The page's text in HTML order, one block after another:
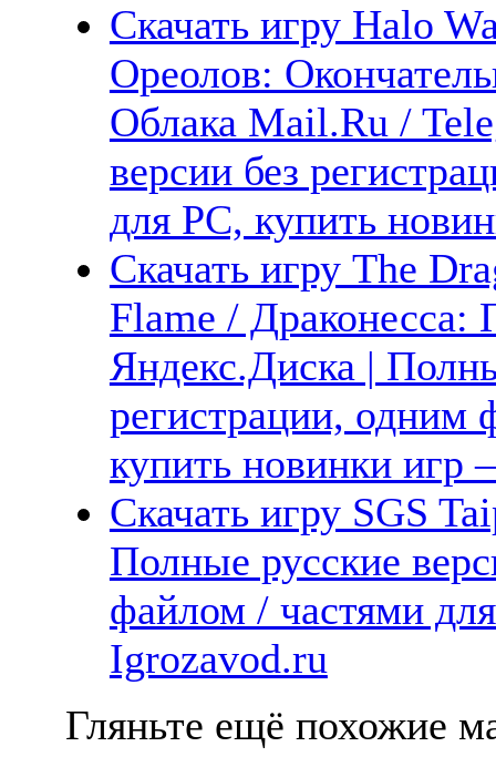
Скачать игру Halo
Ореолов:
Облака Mail.Ru /
версии без
для PC, купить
Скачать игру The
Flame / Драконесса:
Яндекс.Диска |
регистрации, одним
купить новинки
Скачать игру SGS
Полные русские
файлом / частями
Igrozavod.ru
Гляньте ещё похожие